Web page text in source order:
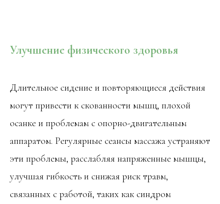
Улучшение физического здоровья
Длительное сидение и повторяющиеся действия
могут привести к скованности мышц, плохой
осанке и проблемам с опорно-двигательным
аппаратом. Регулярные сеансы массажа устраняют
эти проблемы, расслабляя напряженные мышцы,
улучшая гибкость и снижая риск травм,
связанных с работой, таких как синдром